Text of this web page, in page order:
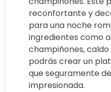
reconfortante y
para una noche
ingredientes como
champiñones,
podrás crear un
que seguramente
impresionada.